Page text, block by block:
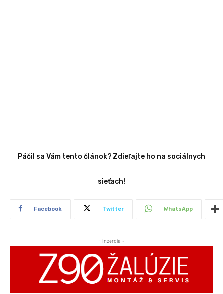
Páčil sa Vám tento článok? Zdieľajte ho na sociálnych
sieťach!
Facebook Twitter WhatsApp
- Inzercia -